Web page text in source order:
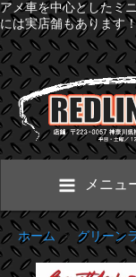
アメ車を中心としたミ
には実店舗もあります！
メニュ
ホーム>グリーン